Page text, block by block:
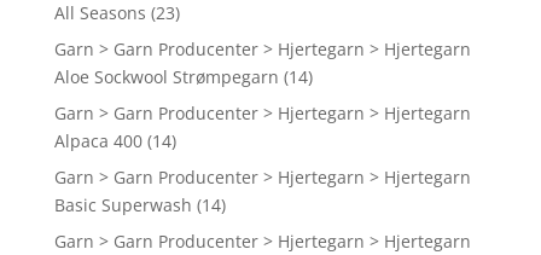
All Seasons (23)
Garn > Garn Producenter > Hjertegarn > Hjertegarn
Aloe Sockwool Strømpegarn (14)
Garn > Garn Producenter > Hjertegarn > Hjertegarn
Alpaca 400 (14)
Garn > Garn Producenter > Hjertegarn > Hjertegarn
Basic Superwash (14)
Garn > Garn Producenter > Hjertegarn > Hjertegarn